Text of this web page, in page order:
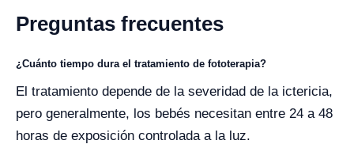
Preguntas frecuentes
¿Cuánto tiempo dura el tratamiento de fototerapia?
El tratamiento depende de la severidad de la ictericia,
pero generalmente, los bebés necesitan entre 24 a 48
horas de exposición controlada a la luz.